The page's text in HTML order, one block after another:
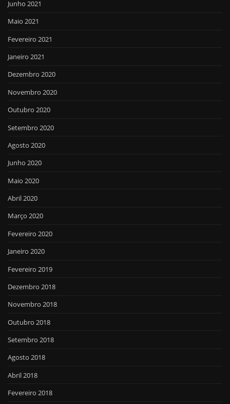
Junho 2021
Maio 2021
Fevereiro 2021
Janeiro 2021
Dezembro 2020
Novembro 2020
Outubro 2020
Setembro 2020
Agosto 2020
Junho 2020
Maio 2020
Abril 2020
Março 2020
Fevereiro 2020
Janeiro 2020
Fevereiro 2019
Dezembro 2018
Novembro 2018
Outubro 2018
Setembro 2018
Agosto 2018
Abril 2018
Fevereiro 2018